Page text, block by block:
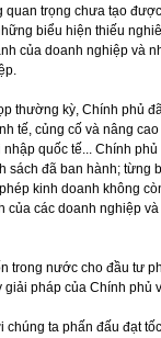
trọng chưa tạo
biểu hiện thiếu
của doanh nghiệp và
thường kỳ, Chính phủ
tế, củng cố và nâng
quốc tế... Chính
đã ban hành; từng
kinh doanh không
các doanh nghiệp
trong nước cho đầu tư
pháp của Chính phủ
ta phấn đấu đạt